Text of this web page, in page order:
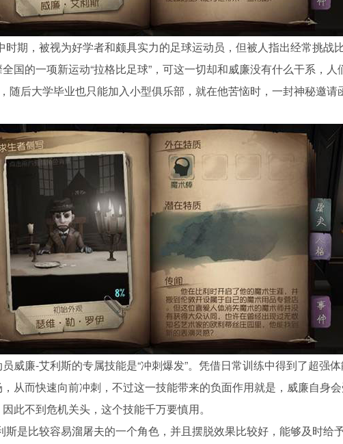
期，被视为好学者和颇具实力的足球运动员，但被人指出经常挑战
国的一项新运动“拉格比足球”，可这一切却和威廉没有什么干系，人
随后大学毕业也只能加入小型俱乐部，就在他苦恼时，一封神秘邀请
员威廉-艾利斯的专属技能是“冲刺爆发”。凭借日常训练中得到了超强
从而快速向前冲刺，不过这一技能带来的负面作用就是，威廉自身
此不到危机关头，这个技能千万要慎用。
斯是比较容易溜屠夫的一个角色，并且摆脱效果比较好，能够及时给